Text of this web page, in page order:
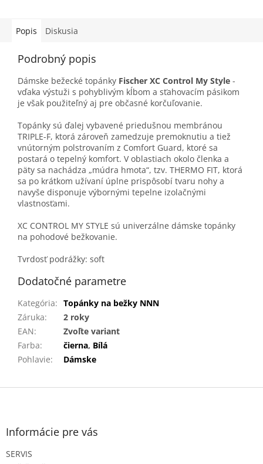
Popis Diskusia
Podrobný popis
Dámske bežecké topánky Fischer XC Control My Style -
vďaka výstuži s pohyblivým kĺbom a sťahovacím pásikom
je však použiteľný aj pre občasné korčuľovanie.
Topánky sú ďalej vybavené priedušnou membránou
TRIPLE-F, ktorá zároveň zamedzuje premoknutiu a tiež
vnútorným polstrovaním z Comfort Guard, ktoré sa
postará o tepelný komfort. V oblastiach okolo členka a
päty sa nachádza „múdra hmota“, tzv. THERMO FIT, ktorá
sa po krátkom užívaní úplne prispôsobí tvaru nohy a
navyše disponuje výbornými tepelne izolačnými
vlastnosťami.
XC CONTROL MY STYLE sú univerzálne dámske topánky
na pohodové bežkovanie.
Tvrdosť podrážky: soft
Dodatočné parametre
Kategória: Topánky na bežky NNN
Záruka:
2 roky
EAN:
Zvoľte variant
Farba: čierna, Bílá
Pohlavie: Dámske
Z
Informácie pre vás
SERVIS